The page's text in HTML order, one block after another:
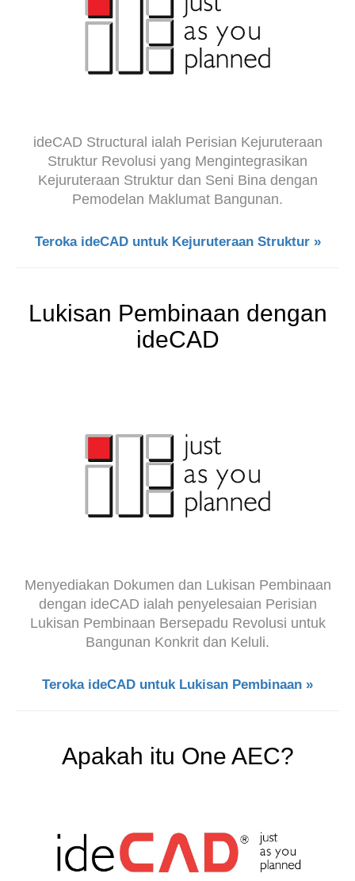
ideCAD Structural ialah Perisian Kejuruteraan
Struktur Revolusi yang Mengintegrasikan
Kejuruteraan Struktur dan Seni Bina dengan
Pemodelan Maklumat Bangunan.
Teroka ideCAD untuk Kejuruteraan Struktur »
Lukisan Pembinaan dengan
ideCAD
Menyediakan Dokumen dan Lukisan Pembinaan
dengan ideCAD ialah penyelesaian Perisian
Lukisan Pembinaan Bersepadu Revolusi untuk
Bangunan Konkrit dan Keluli.
Teroka ideCAD untuk Lukisan Pembinaan »
Apakah itu One AEC?